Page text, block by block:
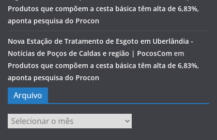
Produtos que compõem a cesta básica têm alta de 6,83%,
aponta pesquisa do Procon
Nova Estação de Tratamento de Esgoto em Uberlândia -
Notícias de Poços de Caldas e região | PocosCom em
Produtos que compõem a cesta básica têm alta de 6,83%,
aponta pesquisa do Procon
Arquivo
Arquivo